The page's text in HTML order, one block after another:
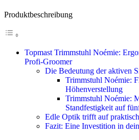
Produktbeschreibung
Topmast Trimmstuhl Noémie:
Profi-Groomer
Die Bedeutung der aktiven
Trimmstuhl Noémie:
Höhenverstellung
Trimmstuhl Noémie:
Standfestigkeit auf
Edle Optik trifft auf
Fazit: Eine Investition in